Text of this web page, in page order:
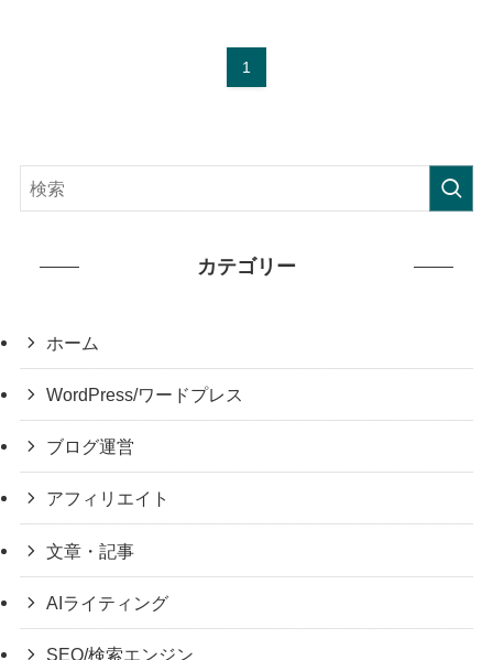
1
カテゴリー
ホーム
WordPress/ワードプレス
ブログ運営
アフィリエイト
文章・記事
AIライティング
SEO/検索エンジン